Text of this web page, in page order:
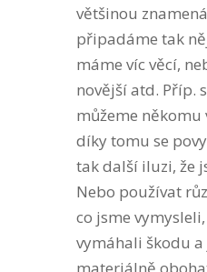
většinou
připadáme tak
máme víc věcí,
novější atd. Příp.
můžeme někomu
díky tomu se
tak další iluzi, že
Nebo používat
co jsme
vymáhali škodu a